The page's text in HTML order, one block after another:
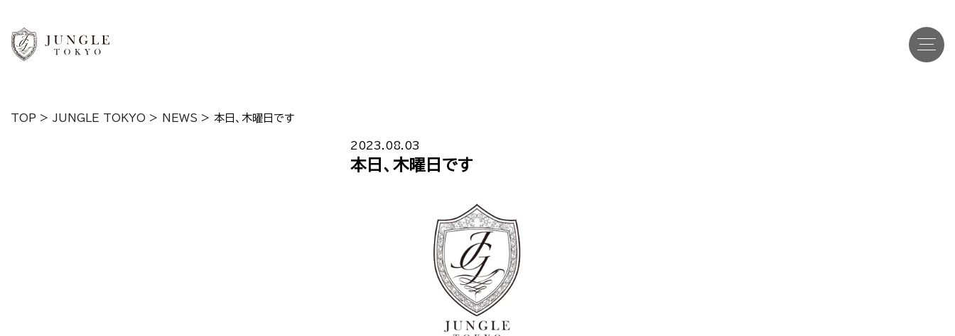
Cast
Gravure グラビア
Recruit Cast キャスト求人
Recruit Staff スタッフ求人
Shop Info 店舗一覧
TOP > JUNGLE TOKYO > NEWS > 本日、木曜日です
2023.08.03
本日、木曜日です